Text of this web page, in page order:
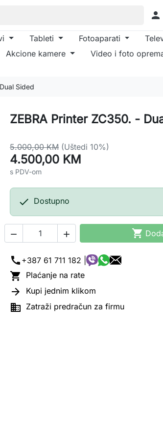

Tableti Fotoaparati
Akcione kamere Video i foto
Sided
ZEBRA Printer ZC350. -
5.000,00 KM (Uštedi 10%)
4.500,00 KM
s PDV-om
 Dostupno
  
call +387 61 711 182 |
 Plaćanje na rate
 Kupi jednim klikom
 Zatraži predračun za firmu